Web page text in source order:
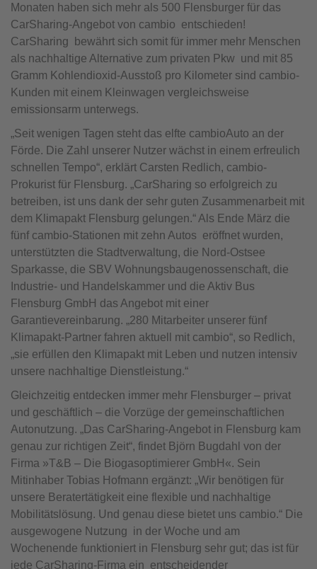
Monaten haben sich mehr als 500 Flensburger für das
CarSharing-Angebot von cambio entschieden!
CarSharing bewährt sich somit für immer mehr Menschen
als nachhaltige Alternative zum privaten Pkw und mit 85
Gramm Kohlendioxid-Ausstoß pro Kilometer sind cambio-
Kunden mit einem Kleinwagen vergleichsweise
emissionsarm unterwegs.
„Seit wenigen Tagen steht das elfte cambioAuto an der
Förde. Die Zahl unserer Nutzer wächst in einem erfreulich
schnellen Tempo“, erklärt Carsten Redlich, cambio-
Prokurist für Flensburg. „CarSharing so erfolgreich zu
betreiben, ist uns dank der sehr guten Zusammenarbeit mit
dem Klimapakt Flensburg gelungen.“ Als Ende März die
fünf cambio-Stationen mit zehn Autos eröffnet wurden,
unterstützten die Stadtverwaltung, die Nord-Ostsee
Sparkasse, die SBV Wohnungsbaugenossenschaft, die
Industrie- und Handelskammer und die Aktiv Bus
Flensburg GmbH das Angebot mit einer
Garantievereinbarung. „280 Mitarbeiter unserer fünf
Klimapakt-Partner fahren aktuell mit cambio“, so Redlich,
„sie erfüllen den Klimapakt mit Leben und nutzen intensiv
unsere nachhaltige Dienstleistung.“
Gleichzeitig entdecken immer mehr Flensburger – privat
und geschäftlich – die Vorzüge der gemeinschaftlichen
Autonutzung. „Das CarSharing-Angebot in Flensburg kam
genau zur richtigen Zeit“, findet Björn Bugdahl von der
Firma »T&B – Die Biogasoptimierer GmbH«. Sein
Mitinhaber Tobias Hofmann ergänzt: „Wir benötigen für
unsere Beratertätigkeit eine flexible und nachhaltige
Mobilitätslösung. Und genau diese bietet uns cambio.“ Die
ausgewogene Nutzung in der Woche und am
Wochenende funktioniert in Flensburg sehr gut; das ist für
jede CarSharing-Firma ein entscheidender